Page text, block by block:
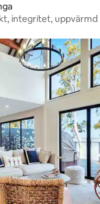
integritet, uppvärmd